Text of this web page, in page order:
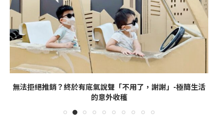
無法拒絕推銷？終於有底氣說聲「不用了，謝謝」-極簡生活
的意外收穫